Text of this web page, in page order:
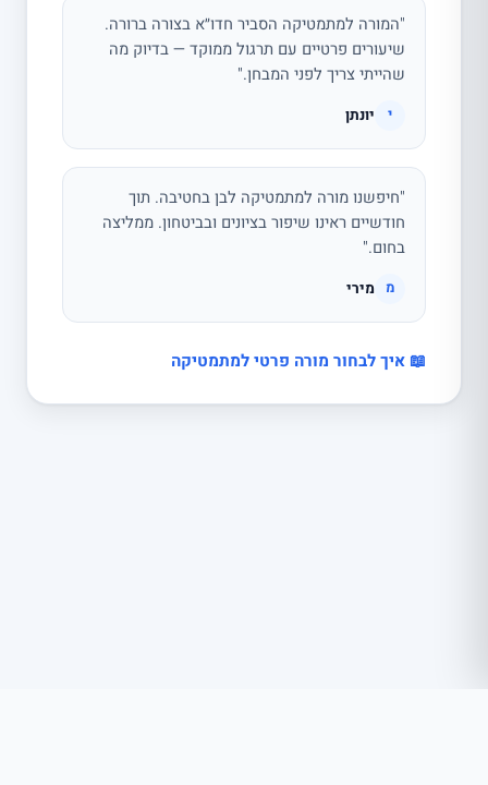
"המורה למתמטיקה הסביר חדו״א בצורה ברורה.
שיעורים פרטיים עם תרגול ממוקד — בדיוק מה
שהייתי צריך לפני המבחן."
י יונתן
"חיפשנו מורה למתמטיקה לבן בחטיבה. תוך
חודשיים ראינו שיפור בציונים ובביטחון. ממליצה
בחום."
מ מירי
📖 איך לבחור מורה פרטי למתמטיקה